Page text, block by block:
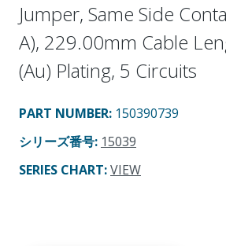
Jumper, Same Side
A), 229.00mm Cable
(Au) Plating, 5 Circuits
PART NUMBER: 150390739
シリーズ番号: 15039
SERIES CHART:VIEW